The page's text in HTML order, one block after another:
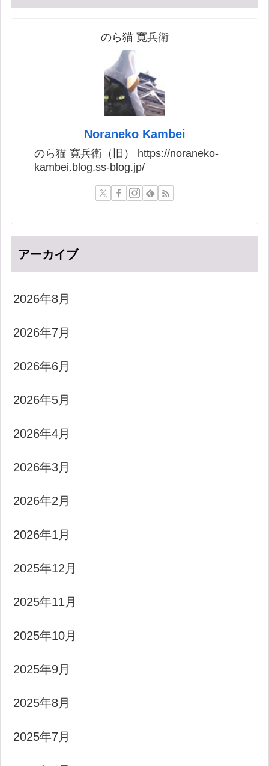
のら猫 寛兵衛
Noraneko Kambei
のら猫 寛兵衛（旧） https://noraneko-
kambei.blog.ss-blog.jp/
アーカイブ
2026年8月
2026年7月
2026年6月
2026年5月
2026年4月
2026年3月
2026年2月
2026年1月
2025年12月
2025年11月
2025年10月
2025年9月
2025年8月
2025年7月